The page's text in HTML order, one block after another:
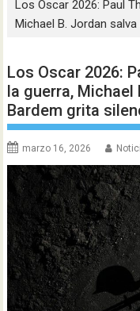
Los Oscar 2026: Paul
Michael B. Jordan
Los Oscar 2026:
la guerra,
Bardem grita
marzo 16, 2026